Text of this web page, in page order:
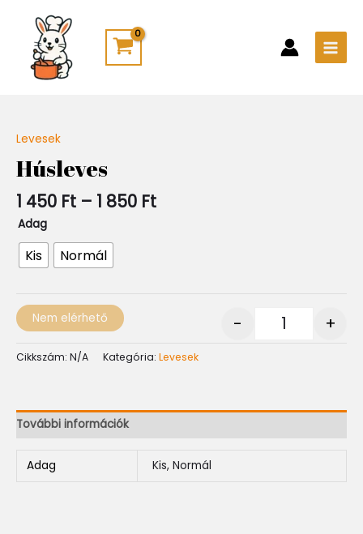
content
Levesek
Húsleves
1 450 Ft – 1 850 Ft-
1
Adag
Kis Normál
- +
Nem elérhető
Cikkszám: N/A Kategória: Levesek
További információk
Adag Kis, Normál